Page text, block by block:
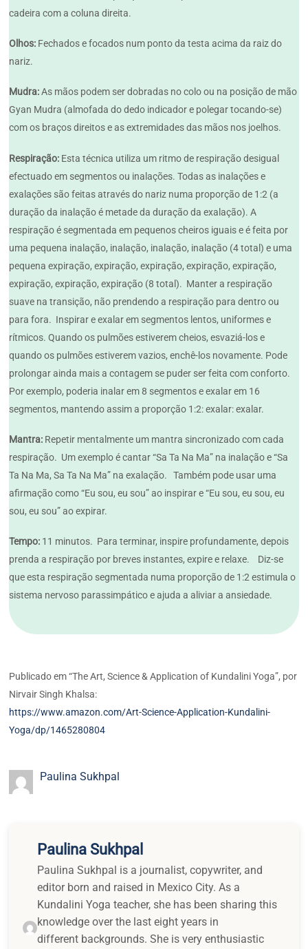
cadeira com a coluna direita.
Olhos: Fechados e focados num ponto da testa acima da raiz do
nariz.
Mudra:As mãos podem ser dobradas no colo ou na posição de mão
Gyan Mudra (almofada do dedo indicador e polegar tocando-se)
com os braços direitos e as extremidades das mãos nos joelhos.
Respiração: Esta técnica utiliza um ritmo de respiração desigual
efectuado em segmentos ou inalações. Todas as inalações e
exalações são feitas através do nariz numa proporção de 1:2 (a
duração da inalação é metade da duração da exalação). A
respiração é segmentada em pequenos cheiros iguais e é feita por
uma pequena inalação, inalação, inalação, inalação (4 total) e uma
pequena expiração, expiração, expiração, expiração, expiração,
expiração, expiração, expiração (8 total). Manter a respiração
suave na transição, não prendendo a respiração para dentro ou
para fora. Inspirar e exalar em segmentos lentos, uniformes e
rítmicos. Quando os pulmões estiverem cheios, esvaziá-los e
quando os pulmões estiverem vazios, enchê-los novamente. Pode
prolongar ainda mais a contagem se puder ser feita com conforto.
Por exemplo, poderia inalar em 8 segmentos e exalar em 16
segmentos, mantendo assim a proporção 1:2: exalar: exalar.
Mantra: Repetir mentalmente um mantra sincronizado com cada
respiração. Um exemplo é cantar “Sa Ta Na Ma” na inalação e “Sa
Ta Na Ma, Sa Ta Na Ma” na exalação. Também pode usar uma
afirmação como “Eu sou, eu sou” ao inspirar e “Eu sou, eu sou, eu
sou, eu sou” ao expirar.
Tempo: 11 minutos. Para terminar, inspire profundamente, depois
prenda a respiração por breves instantes, expire e relaxe. Diz-se
que esta respiração segmentada numa proporção de 1:2 estimula o
sistema nervoso parassimpático e ajuda a aliviar a ansiedade.
Publicado em “The Art, Science & Application of Kundalini Yoga”, por
Nirvair Singh Khalsa:
https://www.amazon.com/Art-Science-Application-Kundalini-
Yoga/dp/1465280804
Paulina Sukhpal
Paulina Sukhpal
Paulina Sukhpal is a journalist, copywriter, and
editor born and raised in Mexico City. As a
Kundalini Yoga teacher, she has been sharing this
knowledge over the last eight years in
different backgrounds. She is very enthusiastic